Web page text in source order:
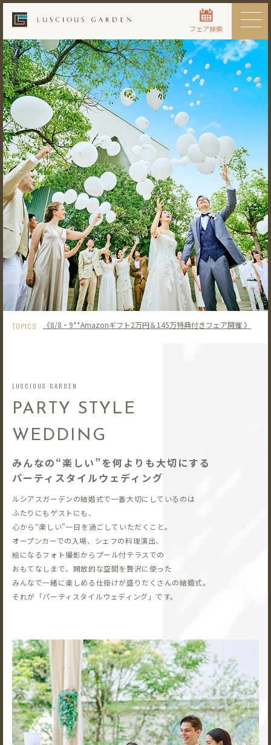
フェア検索
TOPICS 《8/8・9**Amazonギフト2万円＆145万特典付きフェア開催 》
LUSCIOUS GARDEN
PARTY STYLE
WEDDING
みんなの“楽しい”を何よりも大切にする
パーティスタイルウェディング
ルシアスガーデンの結婚式で一番大切にしているのは
ふたりにもゲストにも、
心から“楽しい”一日を過ごしていただくこと。
オープンカーでの入場、シェフの料理演出、
絵になるフォト撮影から プール付テラスでの
おもてなしまで、開放的な空間を贅沢に使った
みんなで一緒に楽しめる仕掛けが盛りだくさんの結婚式。
それが「パーティスタイルウェディング」です。